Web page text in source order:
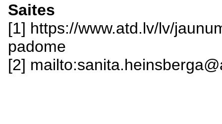
Saites
[1] https://www.atd.lv/lv/
padome
[2]